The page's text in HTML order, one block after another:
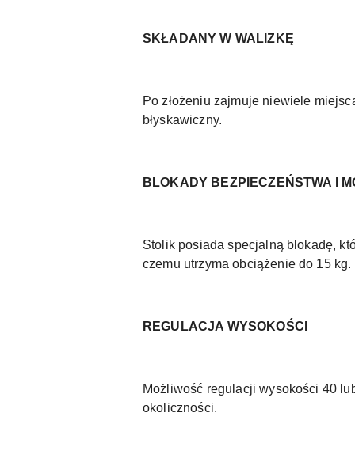
SKŁADANY W WALIZKĘ
Po złożeniu zajmuje niewiele
błyskawiczny.
BLOKADY BEZPIECZEŃSTWA I
Stolik posiada specjalną blokadę,
czemu utrzyma obciążenie do 15 kg.
REGULACJA WYSOKOŚCI
Możliwość regulacji wysokości 40
okoliczności.